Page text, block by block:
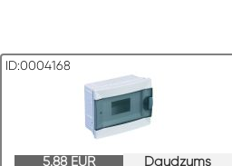
ID:0004168
Daudzums
5.88 EUR